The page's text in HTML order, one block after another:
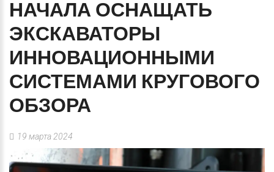
НАЧАЛА ОСНАЩАТЬ
ЭКСКАВАТОРЫ
ИННОВАЦИОННЫМИ
СИСТЕМАМИ КРУГОВОГО
ОБЗОРА
19 марта 2024